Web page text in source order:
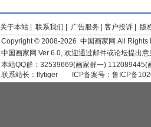
关于本站 联系我们 广告服务 客户投诉
版
Copyright © 2008-2026 中国画家网 All Rights
中国画家网 Ver 6.0, 欢迎通过邮件或论坛提出
本站QQ群：32539669(画家群一)
联系站长： flytiger ICP备案号： 鲁ICP备